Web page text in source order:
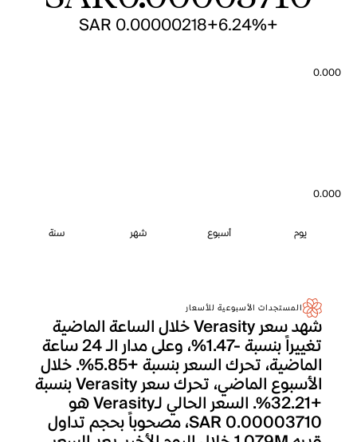
+6.24%
+SAR 0.00000218
0.000
0.000
يوم أسبوع شهر سنة
المستجدات الأسبوعية للأسعار
شهد سعر Verasity خلال الساعة الماضية
تغييراً بنسبة -1.47%، وعلى مدار الـ 24 ساعة
الماضية، تحرك السعر بنسبة +5.85%. خلال
الأسبوع الماضي، تحرك سعر Verasity بنسبة
+32.21%. السعر الحالي لـVerasity هو
SAR 0.00003710، مصحوباً بحجم تداول